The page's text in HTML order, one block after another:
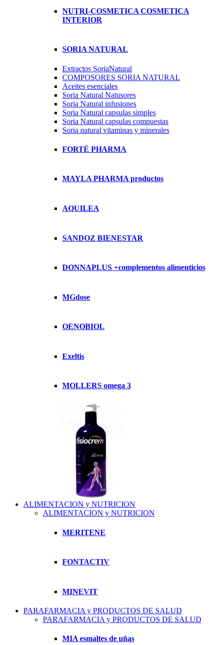
NUTRI-COSMETICA COSMETICA
INTERIOR
SORIA NATURAL
Extractos SoriaNatural
COMPOSORES SORIA NATURAL
Aceites esenciales
Soria Natural Natusores
Soria Natural infusiones
Soria Natural capsulas simples
Soria Natural capsulas compuestas
Soria natural vitaminas y minerales
FORTÉ PHARMA
MAYLA PHARMA productos
AQUILEA
SANDOZ BIENESTAR
DONNAPLUS +complementos alimenticios
MGdose
OENOBIOL
Exeltis
MOLLERS omega 3
ALIMENTACION y NUTRICION
ALIMENTACION y NUTRICION
MERITENE
FONTACTIV
MINEVIT
PARAFARMACIA y PRODUCTOS DE SALUD
PARAFARMACIA y PRODUCTOS DE SALUD
MIA esmaltes de uñas